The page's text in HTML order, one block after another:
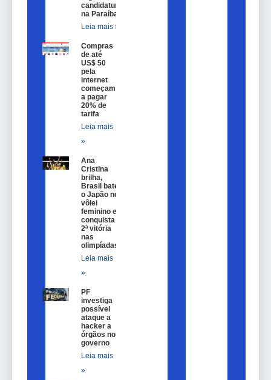
candidatura
na Paraíba
Leia mais »
Compras
de até
US$ 50
pela
internet
começam
a pagar
20% de
tarifa
Leia mais
»
Ana
Cristina
brilha,
Brasil bate
o Japão no
vôlei
feminino e
conquista
2ª vitória
nas
olimpíadas
Leia mais
»
PF
investiga
possível
ataque a
hacker a
órgãos no
governo
Leia mais
»